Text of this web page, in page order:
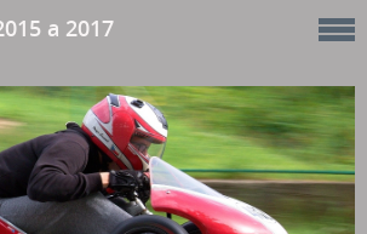
a 2017